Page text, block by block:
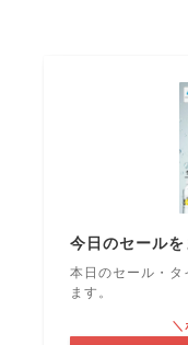
今日のセールを
本日のセール・タ
ます。
＼